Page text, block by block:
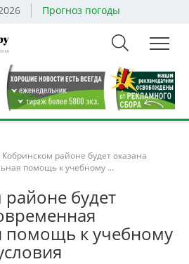
Прогноз погоды
районе будет оказана
помощь к учебному ...
будет
помощь к учебному